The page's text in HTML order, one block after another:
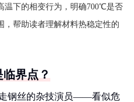
温下的相变行为，明确700℃是否
，帮助读者理解材料热稳定性的
界点？
钢丝的杂技演员——看似危